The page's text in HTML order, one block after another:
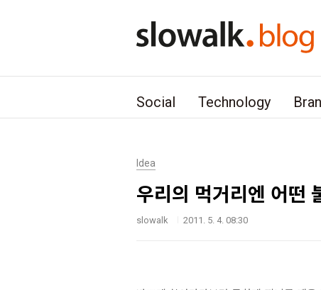
Social Technology
Idea
우리의 먹거리엔 어떤
slowalk 2011. 5. 4. 08:30